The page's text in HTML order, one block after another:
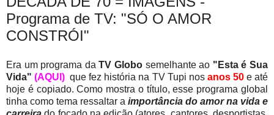
Programa de TV: "SÓ O AMOR
CONSTRÓI"
Era um programa daTV Globo semelhante ao "Esta é Sua
Vida"(AQUI) que fez história na TV Tupi nos anos 50e até
hoje é copiado. Como mostra o título, esse programa global
tinha como tema ressaltar a importância do amor na vida e